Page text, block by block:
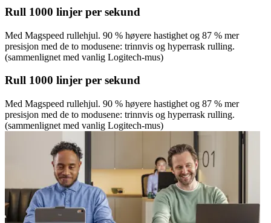
Rull 1000 linjer per sekund
Med Magspeed rullehjul. 90 % høyere hastighet og 87 % mer
presisjon med de to modusene: trinnvis og hyperrask rulling.
(sammenlignet med vanlig Logitech-mus)
Rull 1000 linjer per sekund
Med Magspeed rullehjul. 90 % høyere hastighet og 87 % mer
presisjon med de to modusene: trinnvis og hyperrask rulling.
(sammenlignet med vanlig Logitech-mus)